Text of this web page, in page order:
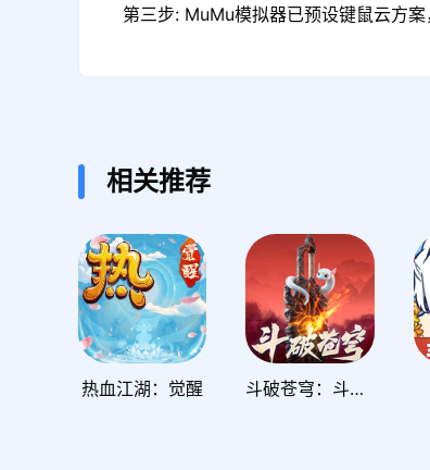
第三步: MuMu模拟器已预设键鼠云方
相关推荐
热血江湖：觉醒 斗破苍穹：斗帝之路